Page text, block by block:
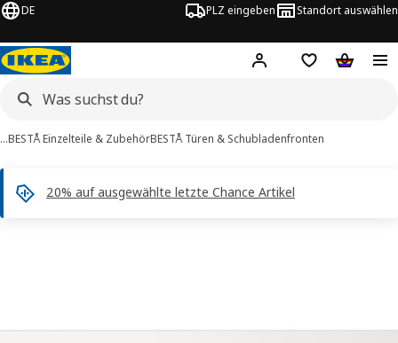
DE PLZ eingeben Standort auswählen
Hej! Hier einloggen
Merkzettel
…BESTÅ Einzelteile & ZubehörBESTÅ Türen & Schubladenfronten
20% auf ausgewählte letzte Chance Artikel